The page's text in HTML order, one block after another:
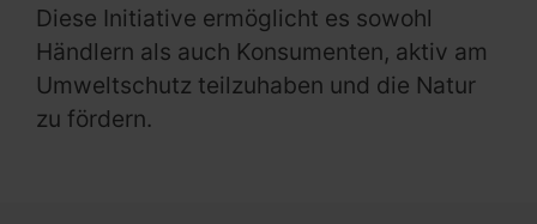
Diese Initiative ermöglicht es sowohl
Händlern als auch Konsumenten, aktiv am
Umweltschutz teilzuhaben und die Natur
zu fördern.